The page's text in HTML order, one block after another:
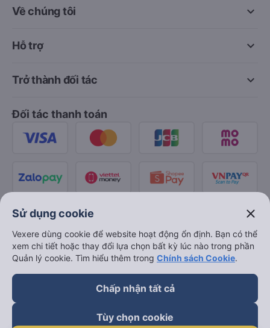
keyboard_arrow_down
Về chúng tôi
keyboard_arrow_down
Hỗ trợ
keyboard_arrow_down
Trở thành đối tác
Đối tác thanh toán
Sử dụng cookie close
Vexere dùng cookie để website hoạt động ổn định. Bạn có thể
xem chi tiết hoặc thay đổi lựa chọn bất kỳ lúc nào trong phần
Quản lý cookie. Tìm hiểu thêm trong Chính sách Cookie.
Chấp nhận tất cả
Tùy chọn cookie